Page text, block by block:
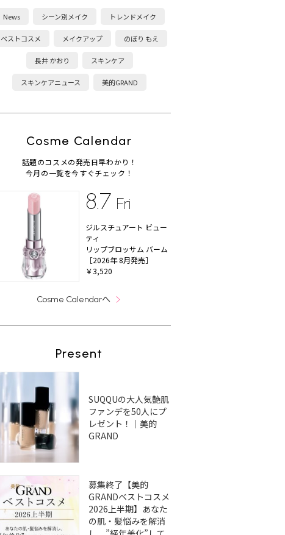
News シーン別メイク トレンドメイク
ベストコスメ メイクアップ のぼり もえ
長井 かおり スキンケア
スキンケアニュース 美的GRAND
Cosme Calendar
話題のコスメの発売日早わかり！
今月の一覧を今すぐチェック！
8.7 Fri
ジルスチュアート ビュー
ティ
リップブロッサム バーム
［2026年 8月発売］
￥3,520
Cosme Calendarへ
Present
SUQQUの大人気艶肌
ファンデを50人にプ
レゼント！｜美的
GRAND
募集終了【美的
GRANDベストコスメ
2026上半期】あなた
の肌・髪悩みを解消